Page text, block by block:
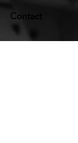
Contact